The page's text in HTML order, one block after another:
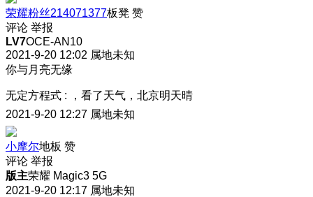
荣耀粉丝214071377板凳 赞
评论 举报
LV7OCE-AN10
2021-9-20 12:02 属地未知
你与月亮无缘
无定方程式 :
，看了天气，北京明天晴
2021-9-20 12:27 属地未知
小摩尔地板 赞
评论 举报
版主荣耀 Magic3 5G
2021-9-20 12:17 属地未知